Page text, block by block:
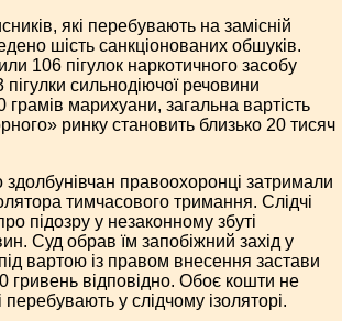
які перебувають на замісній
шість санкціонованих обшуків.
106 пігулок наркотичного засобу
сильнодіючої речовини
марихуани, загальна вартість
ринку становить близько 20 тисяч
здолбунівчан правоохоронці затримали
тимчасового тримання. Слідчі
підозру у незаконному збуті
Суд обрав їм запобіжний захід у
вартою із правом внесення застави
гривень відповідно. Обоє кошти не
у слідчому ізоляторі.